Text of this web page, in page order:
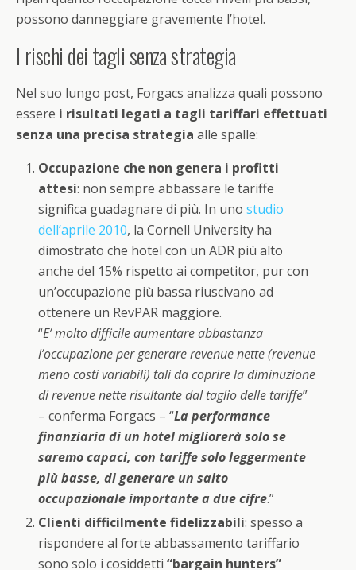
possono danneggiare gravemente l’hotel.
I rischi dei tagli senza strategia
Nel suo lungo post, Forgacs analizza quali possono
essere i risultati legati a tagli tariffari effettuati
senza una precisa strategia alle spalle:
Occupazione che non genera i profitti
attesi: non sempre abbassare le tariffe
significa guadagnare di più. In unostudio
dell’aprile 2010, la Cornell University ha
dimostrato che hotel con un ADR più alto
anche del 15% rispetto ai competitor, pur con
un’occupazione più bassa riuscivano ad
ottenere un RevPAR maggiore.
“E’ molto difficile aumentare abbastanza
l’occupazione per generare revenue nette (revenue
meno costi variabili) tali da coprire la diminuzione
di revenue nette risultante dal taglio delle tariffe”
– conferma Forgacs – “La performance
finanziaria di un hotel migliorerà solo se
saremo capaci, con tariffe solo leggermente
più basse, di generare un salto
occupazionale importante a due cifre.”
Clienti difficilmente fidelizzabili: spesso a
rispondere al forte abbassamento tariffario
sono solo i cosiddetti“bargain hunters”